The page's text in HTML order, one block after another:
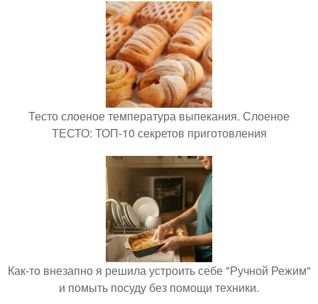
Тесто слоеное температура выпекания. Слоеное
ТЕСТО: ТОП-10 секретов приготовления
Как-то внезапно я решила устроить себе "Ручной Режим"
и помыть посуду без помощи техники.